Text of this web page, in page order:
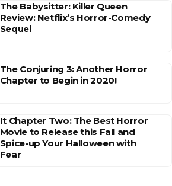
The Babysitter: Killer Queen
Review: Netflix’s Horror-Comedy
Sequel
The Conjuring 3: Another Horror
Chapter to Begin in 2020!
It Chapter Two: The Best Horror
Movie to Release this Fall and
Spice-up Your Halloween with
Fear